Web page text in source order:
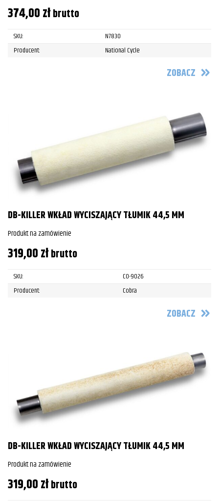
374,00złbrutto
SKU:
N7830
Producent:
National Cycle
ZOBACZ
DB-KILLER WKŁAD WYCISZAJĄCY TŁUMIK 44,5 MM
Produkt na zamówienie
319,00złbrutto
SKU:
CO-9026
Producent:
Cobra
ZOBACZ
DB-KILLER WKŁAD WYCISZAJĄCY TŁUMIK 44,5 MM
Produkt na zamówienie
319,00złbrutto